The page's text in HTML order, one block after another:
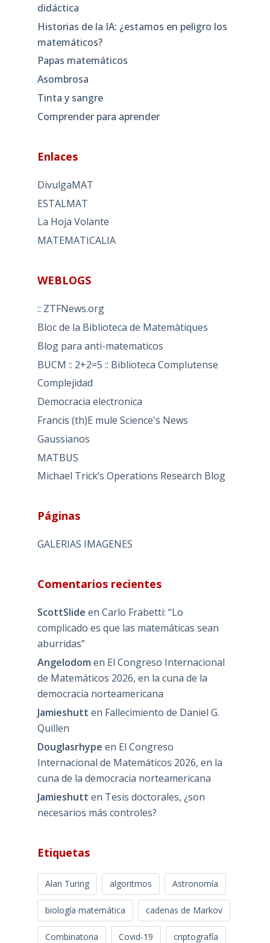
didáctica
Historias de la IA: ¿estamos en peligro los
matemáticos?
Papas matemáticos
Asombrosa
Tinta y sangre
Comprender para aprender
Enlaces
DivulgaMAT
ESTALMAT
La Hoja Volante
MATEMATICALIA
WEBLOGS
:: ZTFNews.org
Bloc de la Biblioteca de Matemàtiques
Blog para anti-matematicos
BUCM :: 2+2=5 :: Biblioteca Complutense
Complejidad
Democracia electronica
Francis (th)E mule Science's News
Gaussianos
MATBUS
Michael Trick’s Operations Research Blog
Páginas
GALERIAS IMAGENES
Comentarios recientes
ScottSlide en Carlo Frabetti: “Lo
complicado es que las matemáticas sean
aburridas”
Angelodom en El Congreso Internacional
de Matemáticos 2026, en la cuna de la
democracia norteamericana
Jamieshutt en Fallecimiento de Daniel G.
Quillen
Douglasrhype en El Congreso
Internacional de Matemáticos 2026, en la
cuna de la democracia norteamericana
Jamieshutt en Tesis doctorales, ¿son
necesarios más controles?
Etiquetas
Alan Turing algoritmos Astronomía
biología matemática cadenas de Markov
Combinatoria Covid-19 criptografía